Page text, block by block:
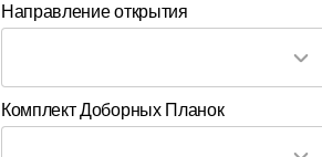
Направление открытия
Комплект Доборных Планок